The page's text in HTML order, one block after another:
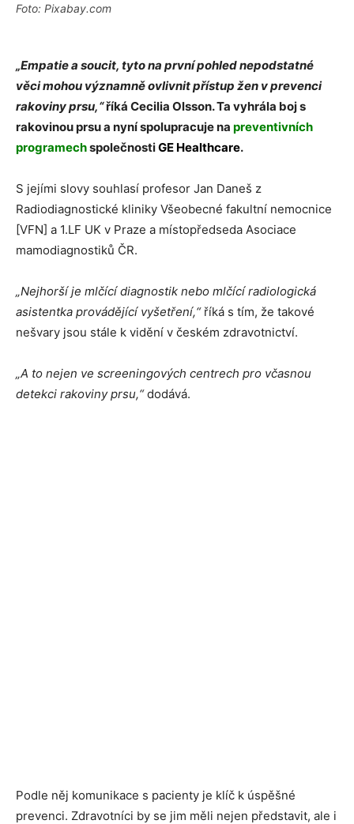
Foto: Pixabay.com
„Empatie a soucit, tyto na první pohled nepodstatné
věci mohou významně ovlivnit přístup žen v prevenci
rakoviny prsu,“říká Cecilia Olsson. Ta vyhrála boj s
rakovinou prsu a nyní spolupracuje na preventivních
programechspolečnostiGE Healthcare.
S jejími slovy souhlasí profesor Jan Daneš z
Radiodiagnostické kliniky Všeobecné fakultní nemocnice
[VFN] a 1.LF UK v Praze a místopředseda Asociace
mamodiagnostiků ČR.
„Nejhorší je mlčící diagnostik nebo mlčící radiologická
asistentka provádějící vyšetření,“říká s tím, že takové
nešvary jsou stále k vidění v českém zdravotnictví.
„A to nejen ve screeningových centrech pro včasnou
detekci rakoviny prsu,“dodává.
Podle něj komunikace s pacienty je klíč k úspěšné
prevenci. Zdravotníci by se jim měli nejen představit, ale i